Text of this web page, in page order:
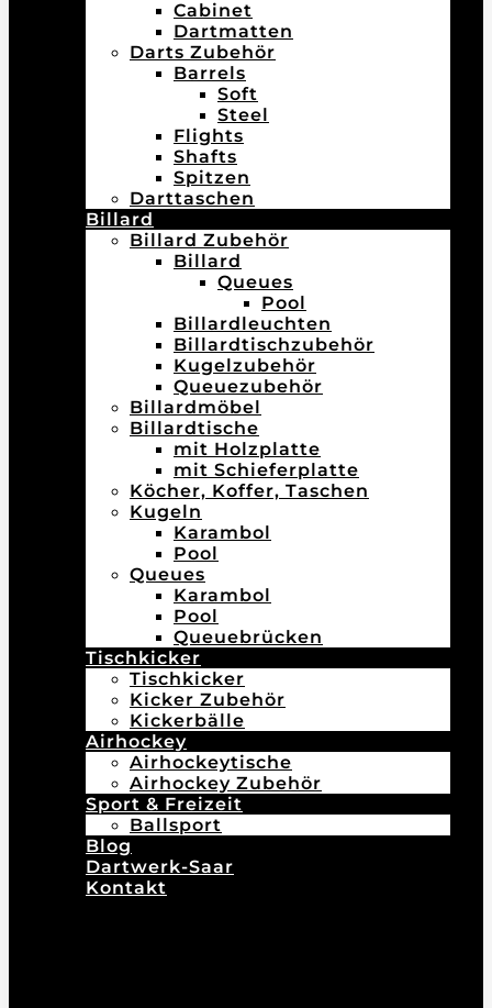
Cabinet
Dartmatten
Darts Zubehör
Barrels
Soft
Steel
Flights
Shafts
Spitzen
Darttaschen
Billard
Billard Zubehör
Billard
Queues
Pool
Billardleuchten
Billardtischzubehör
Kugelzubehör
Queuezubehör
Billardmöbel
Billardtische
mit Holzplatte
mit Schieferplatte
Köcher, Koffer, Taschen
Kugeln
Karambol
Pool
Queues
Karambol
Pool
Queuebrücken
Tischkicker
Tischkicker
Kicker Zubehör
Kickerbälle
Airhockey
Airhockeytische
Airhockey Zubehör
Sport & Freizeit
Ballsport
Blog
Dartwerk-Saar
Kontakt